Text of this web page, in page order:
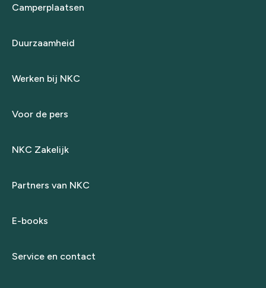
Camperplaatsen
Duurzaamheid
Werken bij NKC
Voor de pers
NKC Zakelijk
Partners van NKC
E-books
Service en contact